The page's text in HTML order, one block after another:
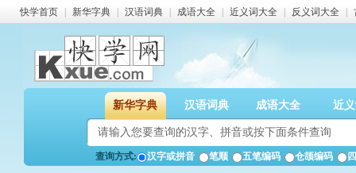
快学首页 新华字典 汉语词典 成语大全 近义词大全 反义词大全
新华字典 汉语词典 成语大全 近
查询方式: 汉字或拼音 笔顺 五笔编码 仓颉编码